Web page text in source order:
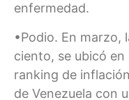
enfermedad.
•Podio. En
ciento, se ubicó
ranking de
de Venezuela con